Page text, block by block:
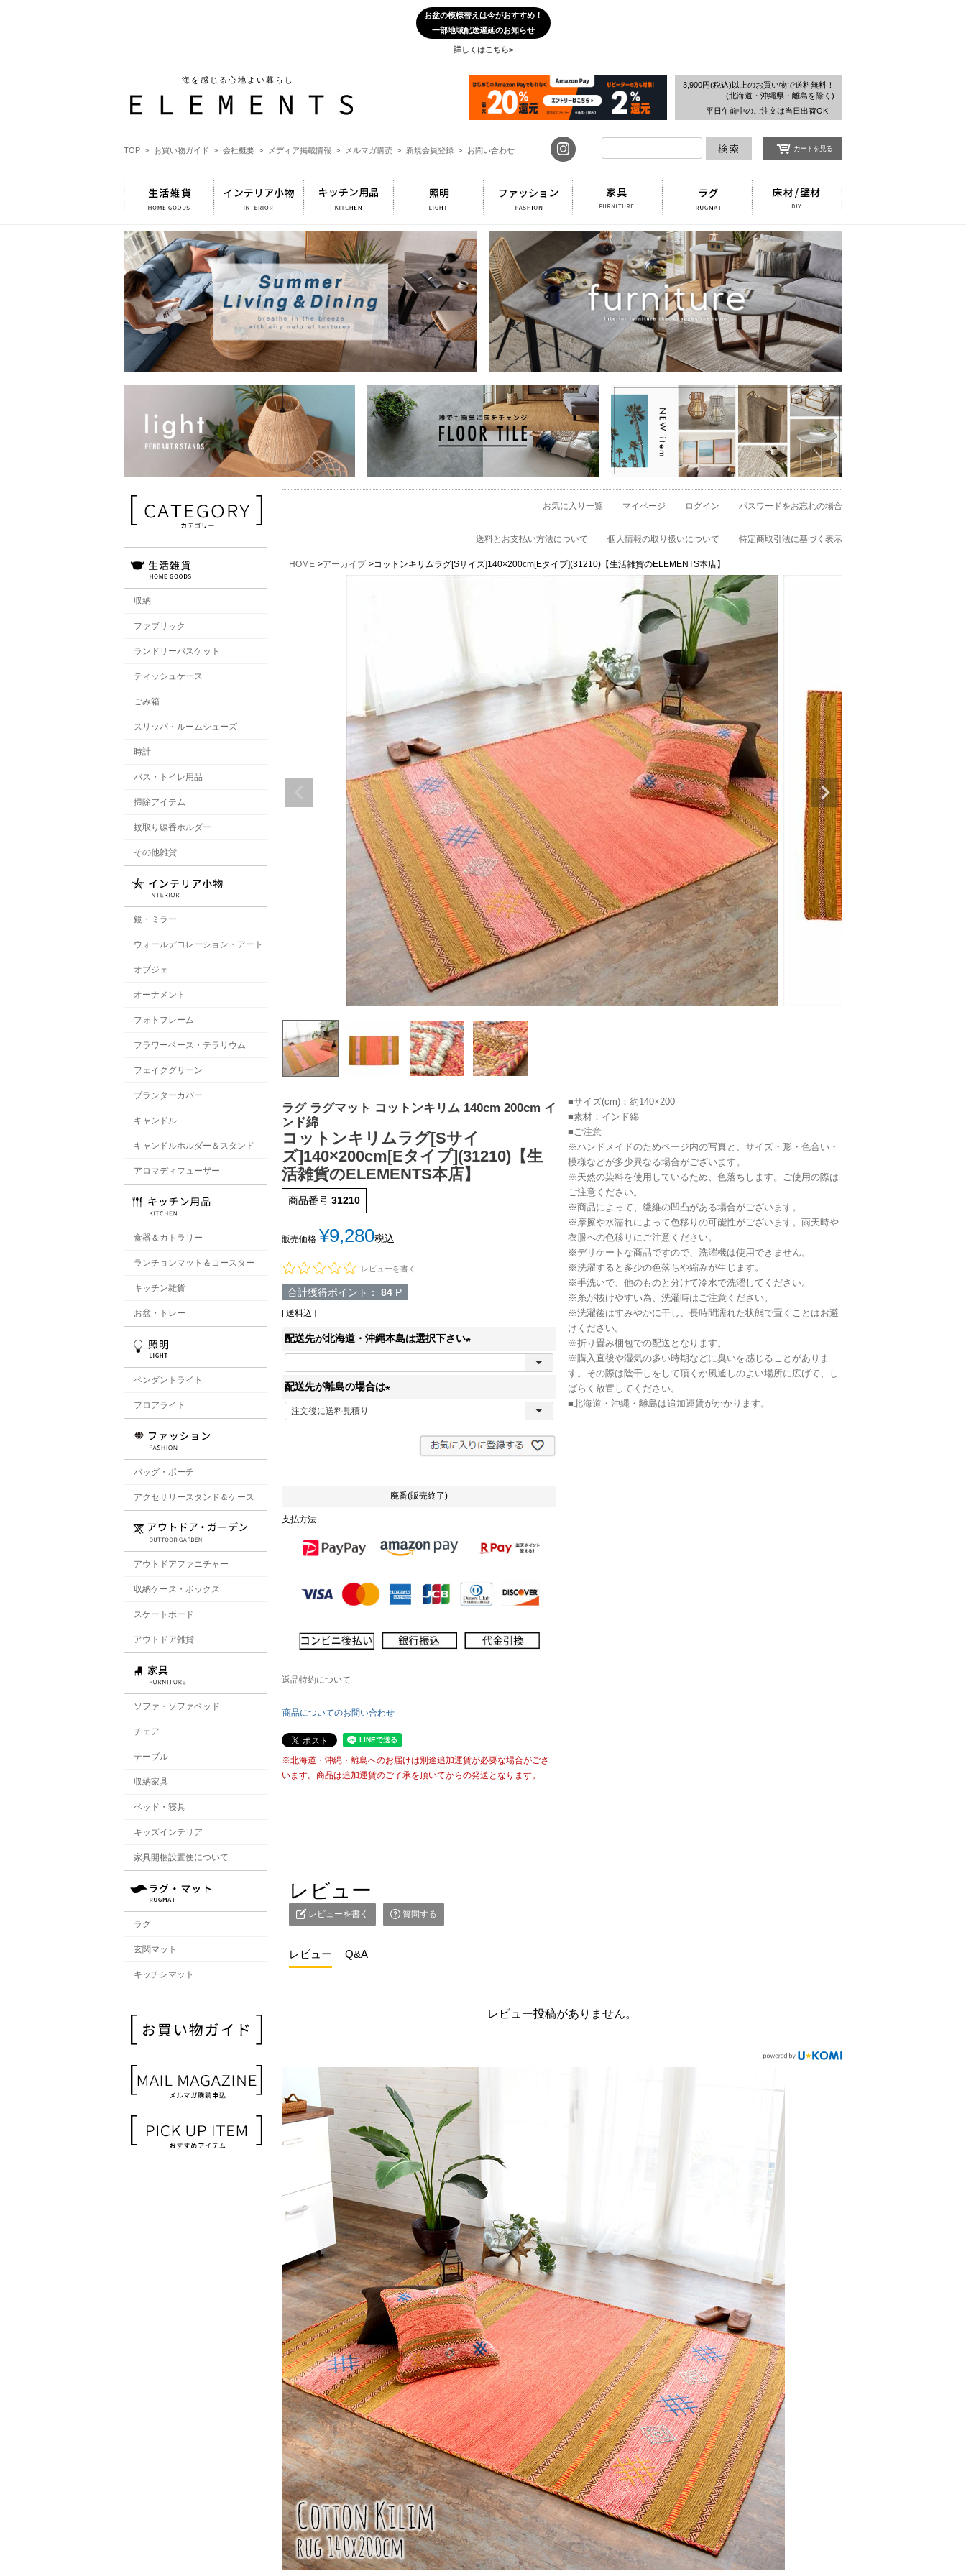
お盆の模様替えは今がおすすめ！
一部地域配送遅延のお知らせ
詳しくはこちら>
海を感じる心地よい暮らし
3,900円(税込)以上のお買い物で送料無料！
(北海道・沖縄県・離島を除く)
平日午前中のご注文は当日出荷OK!
カートを見る
TOP > お買い物ガイド > 会社概要 > メディア掲載情報 > メルマガ購読 > 新規会員登録 > お問い合わせ
収納
ファブリック
ランドリーバスケット
ティッシュケース
ごみ箱
スリッパ・ルームシューズ
時計
バス・トイレ用品
掃除アイテム
蚊取り線香ホルダー
その他雑貨
鏡・ミラー
ウォールデコレーション・アート
オブジェ
オーナメント
フォトフレーム
フラワーベース・テラリウム
フェイクグリーン
プランターカバー
キャンドル
キャンドルホルダー＆スタンド
アロマディフューザー
食器＆カトラリー
ランチョンマット＆コースター
キッチン雑貨
お盆・トレー
ペンダントライト
フロアライト
バッグ・ポーチ
アクセサリースタンド＆ケース
アウトドアファニチャー
収納ケース・ボックス
スケートボード
アウトドア雑貨
ソファ・ソファベッド
チェア
テーブル
収納家具
ベッド・寝具
キッズインテリア
家具開梱設置便について
ラグ
玄関マット
キッチンマット
お気に入り一覧 マイページ ログイン パスワードをお忘れの場合
送料とお支払い方法について 個人情報の取り扱いについて 特定商取引法に基づく表示
HOME アーカイブ コットンキリムラグ[Sサイズ]140×200cm[Eタイプ](31210)【生活雑貨のELEMENTS本店】
ラグ ラグマット コットンキリム 140cm 200cm イ
ンド綿
コットンキリムラグ[Sサイ
ズ]140×200cm[Eタイプ](31210)【生
活雑貨のELEMENTS本店】
商品番号 31210
販売価格 ¥9,280税込
レビューを書く
合計獲得ポイント： 84 P
送料込
配送先が北海道・沖縄本島は選択下さい
配送先が離島の場合は
廃番(販売終了)
支払方法
返品特約について
商品についてのお問い合わせ
※北海道・沖縄・離島へのお届けは別途追加運賃が必要な場合がござ
います。商品は追加運賃のご了承を頂いてからの発送となります。
■サイズ(cm)：約140×200
■素材：インド綿
■ご注意
※ハンドメイドのためページ内の写真と、サイズ・形・色合い・
模様などが多少異なる場合がございます。
※天然の染料を使用しているため、色落ちします。ご使用の際は
ご注意ください。
※商品によって、繊維の凹凸がある場合がございます。
※摩擦や水濡れによって色移りの可能性がございます。雨天時や
衣服への色移りにご注意ください。
※デリケートな商品ですので、洗濯機は使用できません。
※洗濯すると多少の色落ちや縮みが生じます。
※手洗いで、他のものと分けて冷水で洗濯してください。
※糸が抜けやすい為、洗濯時はご注意ください。
※洗濯後はすみやかに干し、長時間濡れた状態で置くことはお避
けください。
※折り畳み梱包での配送となります。
※購入直後や湿気の多い時期などに臭いを感じることがありま
す。その際は陰干しをして頂くか風通しのよい場所に広げて、し
ばらく放置してください。
■北海道・沖縄・離島は追加運賃がかかります。
レビュー
レビューを書く 質問する
レビュー Q&A
レビュー投稿がありません。